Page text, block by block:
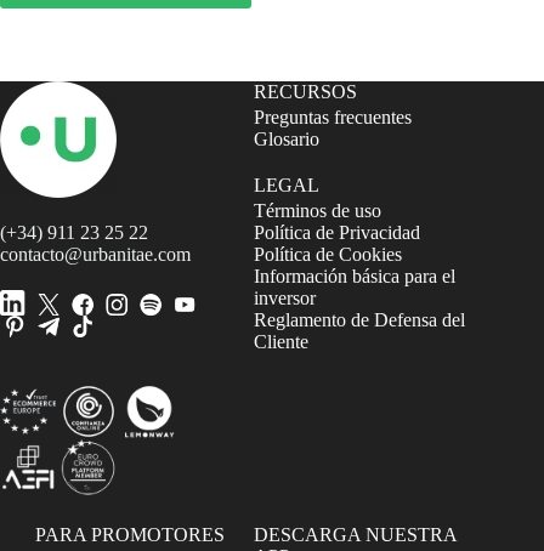
(+34) 911 23 25 22
contacto@urbanitae.com
RECURSOS
Preguntas frecuentes
Glosario
LEGAL
Términos de uso
Política de Privacidad
Política de Cookies
Información básica para el
inversor
Reglamento de Defensa del
Cliente
PARA PROMOTORES
DESCARGA NUESTRA